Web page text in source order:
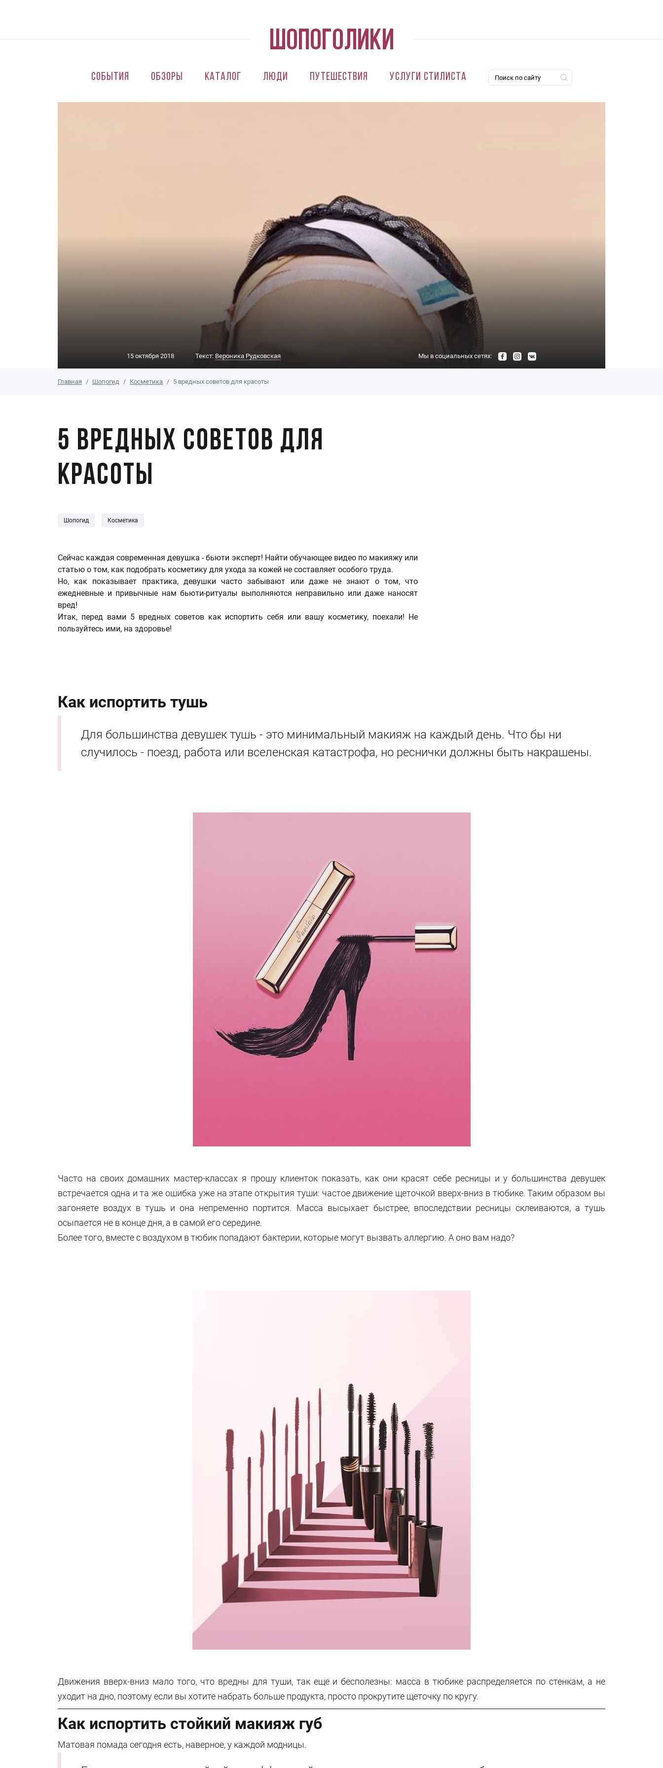
События Обзоры Каталог Люди Путешествия Услуги стилиста
15 октября 2018 Текст: Вероника Рудковская Мы в социальных сетях:
Главная Шопогид Косметика 5 вредных советов для красоты
5 вредных советов для
красоты
Шопогид Косметика
Сейчас каждая современная девушка - бьюти эксперт! Найти обучающее видео по макияжу или
статью о том, как подобрать косметику для ухода за кожей не составляет особого труда.
Но, как показывает практика, девушки часто забывают или даже не знают о том, что
ежедневные и привычные нам бьюти-ритуалы выполняются неправильно или даже наносят
вред!
Итак, перед вами 5 вредных советов как испортить себя или вашу косметику, поехали! Не
пользуйтесь ими, на здоровье!
Как испортить тушь
Для большинства девушек тушь - это минимальный макияж на каждый день. Что бы ни
случилось - поезд, работа или вселенская катастрофа, но реснички должны быть накрашены.
Часто на своих домашних мастер-классах я прошу клиенток показать, как они красят себе ресницы и у большинства девушек
встречается одна и та же ошибка уже на этапе открытия туши: частое движение щеточкой вверх-вниз в тюбике. Таким образом вы
загоняете воздух в тушь и она непременно портится. Масса высыхает быстрее, впоследствии ресницы склеиваются, а тушь
осыпается не в конце дня, а в самой его середине.
Более того, вместе с воздухом в тюбик попадают бактерии, которые могут вызвать аллергию. А оно вам надо?
Движения вверх-вниз мало того, что вредны для туши, так еще и бесполезны: масса в тюбике распределяется по стенкам, а не
уходит на дно, поэтому если вы хотите набрать больше продукта, просто прокрутите щеточку по кругу.
Как испортить стойкий макияж губ
Матовая помада сегодня есть, наверное, у каждой модницы.